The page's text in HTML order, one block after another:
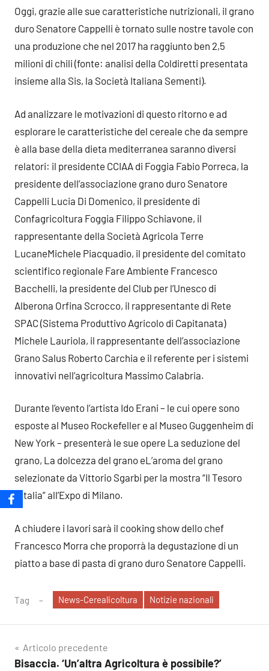
Oggi, grazie alle sue caratteristiche nutrizionali, il grano
duro Senatore Cappelli è tornato sulle nostre tavole con
una produzione che nel 2017 ha raggiunto ben 2,5
milioni di chili (fonte: analisi della Coldiretti presentata
insieme alla Sis, la Società Italiana Sementi).
Ad analizzare le motivazioni di questo ritorno e ad
esplorare le caratteristiche del cereale che da sempre
è alla base della dieta mediterranea saranno diversi
relatori: il presidente CCIAA di Foggia Fabio Porreca, la
presidente dell’associazione grano duro Senatore
Cappelli Lucia Di Domenico, il presidente di
Confagricoltura Foggia Filippo Schiavone, il
rappresentante della Società Agricola Terre
LucaneMichele Piacquadio, il presidente del comitato
scientifico regionale Fare Ambiente Francesco
Bacchelli, la presidente del Club per l’Unesco di
Alberona Orfina Scrocco, il rappresentante di Rete
SPAC (Sistema Produttivo Agricolo di Capitanata)
Michele Lauriola, il rappresentante dell’associazione
Grano Salus Roberto Carchia e il referente per i sistemi
innovativi nell’agricoltura Massimo Calabria.
Durante l’evento l’artista Ido Erani – le cui opere sono
esposte al Museo Rockefeller e al Museo Guggenheim di
New York – presenterà le sue opere La seduzione del
grano, La dolcezza del grano eL’aroma del grano
selezionate da Vittorio Sgarbi per la mostra “Il Tesoro
d’Italia” all’Expo di Milano.
A chiudere i lavori sarà il cooking show dello chef
Francesco Morra che proporrà la degustazione di un
piatto a base di pasta di grano duro Senatore Cappelli.
Tag News-Cerealicoltura Notizie nazionali
Navigazione
Articolo precedente
Bisaccia. ‘Un’altra Agricoltura è possibile?’